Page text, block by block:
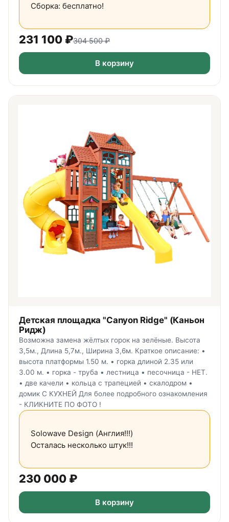
Сборка: бесплатно!
231 100 ₽304 500₽
В корзину
Детская площадка "Canyon Ridge" (Каньон
Ридж)
Возможна замена жёлтых горок на зелёные. Высота
3,5м., Длина 5,7м., Ширина 3,6м. Краткое описание: •
высота платформы 1.50 м. • горка длиной 2.35 или
3.00 м. • горка - труба • лестница • песочница - НЕТ.
• две качели • кольца с трапецией • скалодром •
домик С КУХНЕЙ Для более подробного ознакомления
- КЛИКНИТЕ ПО ФОТО !
Solowave Design (Англия!!!)
Осталась несколько штук!!!
230 000 ₽
В корзину